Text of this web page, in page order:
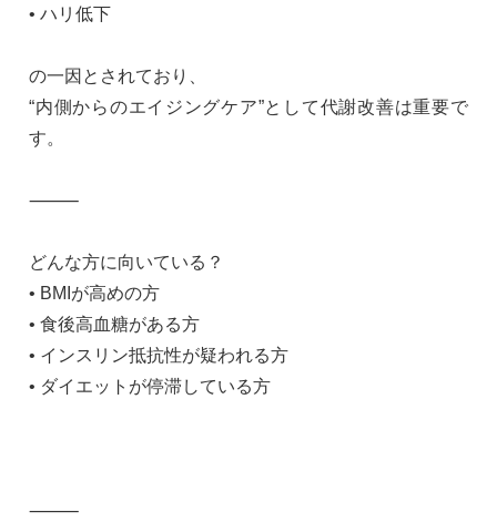
• ハリ低下
の一因とされており、
“内側からのエイジングケア”として代謝改善は重要で
す。
⸻
どんな方に向いている？
• BMIが高めの方
• 食後高血糖がある方
• インスリン抵抗性が疑われる方
• ダイエットが停滞している方
⸻